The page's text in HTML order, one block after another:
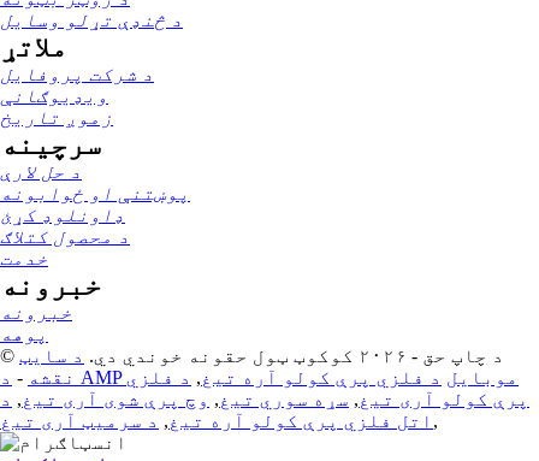
د څنډې تړلو وسایل
ملاتړ
د شرکت پروفایل
ویډیوګانې
زموږ تاریخ
سرچینه
د حل لارې
پوښتنې او ځوابونه
ډاونلوډ کړئ
د محصول کتلاګ
خدمت
خبرونه
خبرونه
پوهه
© د چاپ حق - ۲۰۲۶ کوکوټ ټول حقونه خوندي دي.
د سایټ
نقشه - د AMP موبایل د فلزي پرې کولو آره تیغ, د فلزي
پرې کولو آری تیغ, سړه سوري تیغ, وچ پرې شوی آری تیغ, د
اتل فلزي پرې کولو آره تیغ, د سرمیټ آری تیغ ,